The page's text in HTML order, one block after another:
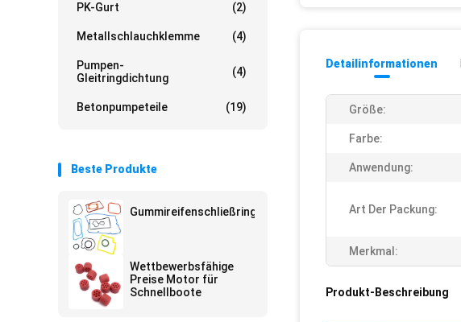
PK-Gurt (2)
Metallschlauchklemme (4)
Pumpen-
Gleitringdichtung
(4)
Betonpumpeteile (19)
Beste Produkte
Gummireifenschließring
Wettbewerbsfähige
Preise Motor für
Schnellboote
Detailinformationen
Größe:
Farbe:
Anwendung:
Art Der Packung:
Merkmal:
Produkt-Beschreibung